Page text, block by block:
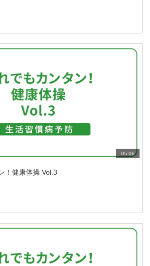
05:06
！健康体操 Vol.3